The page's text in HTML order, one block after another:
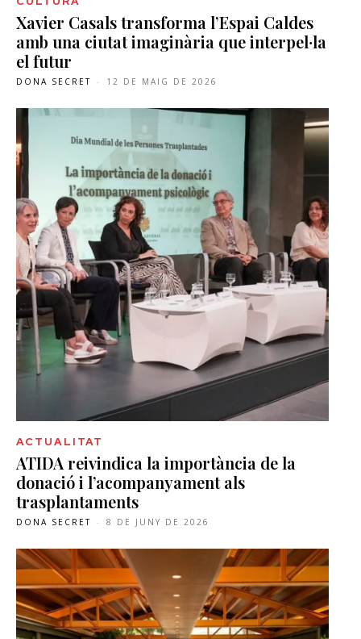
Xavier Casals transforma l’Espai Caldes
amb una ciutat imaginària que interpel·la
el futur
DONA SECRET - 12 DE MAIG DE 2026
ACTUALITAT
ATIDA reivindica la importància de la
donació i l’acompanyament als
trasplantaments
DONA SECRET - 8 DE JUNY DE 2026